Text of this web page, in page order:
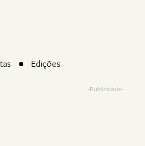
Edições
-Publicidade-